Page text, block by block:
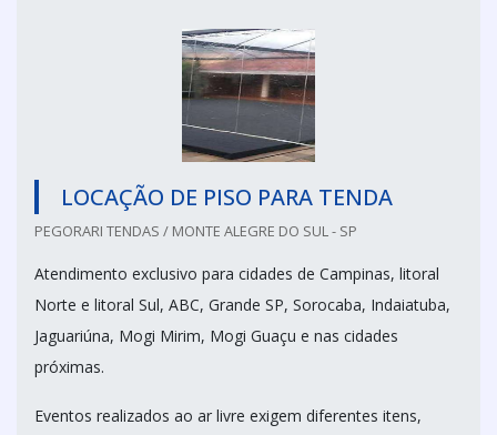
LOCAÇÃO DE PISO PARA TENDA
PEGORARI TENDAS / MONTE ALEGRE DO SUL - SP
Atendimento exclusivo para cidades de Campinas, litoral
Norte e litoral Sul, ABC, Grande SP, Sorocaba, Indaiatuba,
Jaguariúna, Mogi Mirim, Mogi Guaçu e nas cidades
próximas.
Eventos realizados ao ar livre exigem diferentes itens,